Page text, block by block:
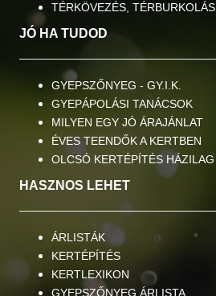
TÉRKÖVEZÉS, TÉRBURKOLÁS
JÓ HA TUDOD
GYEPSZŐNYEG - GY.I.K.
GYEPÁPOLÁSI TANÁCSOK
MILYEN EGY JÓ ÁRAJÁNLAT
ÉVES TEENDŐK A KERTBEN
OLCSÓ KERTÉPÍTÉS HÁZILAG
HASZNOS LEHET
ÁRLISTÁK
KERTÉPÍTÉS
KERTLEXIKON
GYEPSZŐNYEG ÁRLISTA